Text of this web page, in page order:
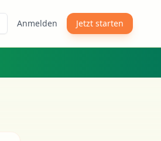
Anmelden Jetzt starten